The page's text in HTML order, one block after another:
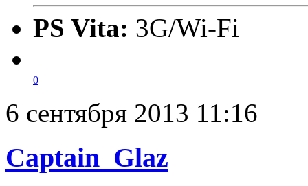
PS Vita: 3G/Wi-Fi
0
6 сентября 2013 11:16
Captain_Glaz